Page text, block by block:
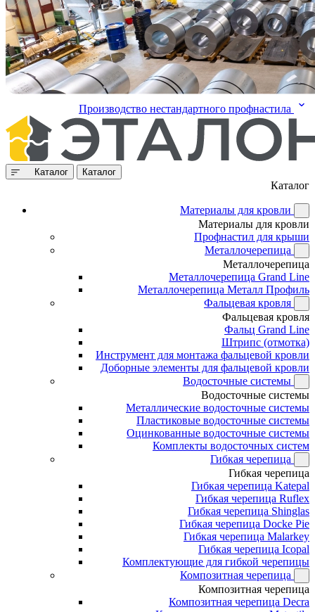
Производство нестандартного профнастила
Каталог Каталог
Каталог
Материалы для кровли
Материалы для кровли
Профнастил для крыши
Металлочерепица
Металлочерепица
Металлочерепица Grand Line
Металлочерепица Металл Профиль
Фальцевая кровля
Фальцевая кровля
Фальц Grand Line
Штрипс (отмотка)
Инструмент для монтажа фальцевой кровли
Доборные элементы для фальцевой кровли
Водосточные системы
Водосточные системы
Металлические водосточные системы
Пластиковые водосточные системы
Оцинкованные водосточные системы
Комплекты водосточных систем
Гибкая черепица
Гибкая черепица
Гибкая черепица Katepal
Гибкая черепица Ruflex
Гибкая черепица Shinglas
Гибкая черепица Docke Pie
Гибкая черепица Malarkey
Гибкая черепица Icopal
Комплектующие для гибкой черепицы
Композитная черепица
Композитная черепица
Композитная черепица Decra